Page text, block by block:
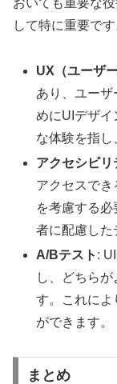
おいても重要な
して特に重要です
UX（ユーザ
あり、ユーザ
めにUIデザイ
な体験を指し
アクセシビリ
アクセスでき
を考慮する
者に配慮した
A/Bテスト :
し、どちら
す。これによ
ができます。
まとめ